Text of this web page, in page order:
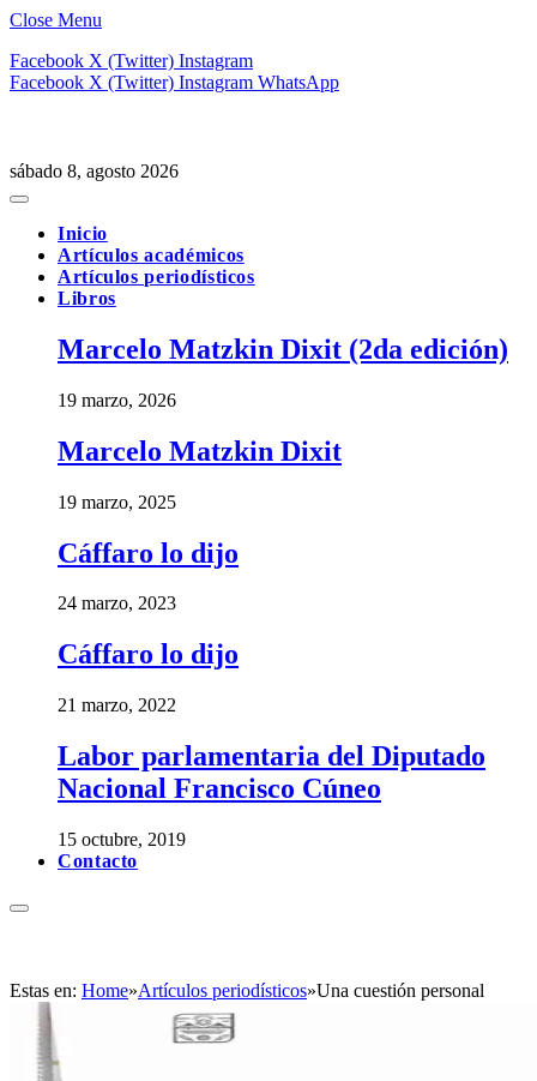
Close Menu
Facebook X (Twitter) Instagram
Facebook X (Twitter) Instagram WhatsApp
sábado 8, agosto 2026
Inicio
Artículos académicos
Artículos periodísticos
Libros
Marcelo Matzkin Dixit (2da edición)
19 marzo, 2026
Marcelo Matzkin Dixit
19 marzo, 2025
Cáffaro lo dijo
24 marzo, 2023
Cáffaro lo dijo
21 marzo, 2022
Labor parlamentaria del Diputado
Nacional Francisco Cúneo
15 octubre, 2019
Contacto
Estas en: Home»Artículos periodísticos»Una cuestión personal